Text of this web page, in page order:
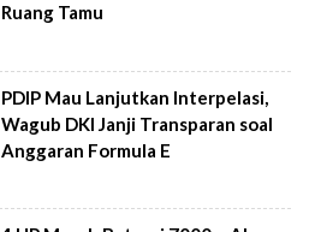
Ruang Tamu
PDIP Mau Lanjutkan Interpelasi,
Wagub DKI Janji Transparan soal
Anggaran Formula E